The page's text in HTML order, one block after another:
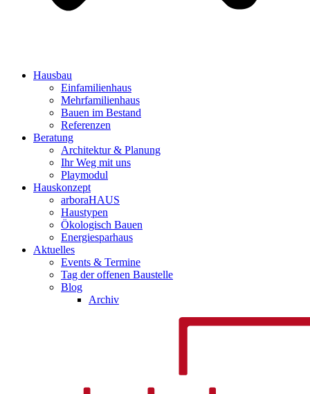
Hausbau
Einfamilienhaus
Mehrfamilienhaus
Bauen im Bestand
Referenzen
Beratung
Architektur & Planung
Ihr Weg mit uns
Playmodul
Hauskonzept
arboraHAUS
Haustypen
Ökologisch Bauen
Energiesparhaus
Aktuelles
Events & Termine
Tag der offenen Baustelle
Blog
Archiv